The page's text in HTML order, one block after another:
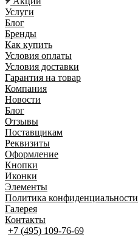
Услуги
Блог
Бренды
Как купить
Условия оплаты
Условия доставки
Гарантия на товар
Компания
Новости
Блог
Отзывы
Поставщикам
Реквизиты
Оформление
Кнопки
Иконки
Элементы
Политика конфиденциальности
Галерея
Контакты
+7 (495) 109-76-69